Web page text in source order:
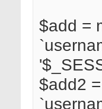
$add =
$add2